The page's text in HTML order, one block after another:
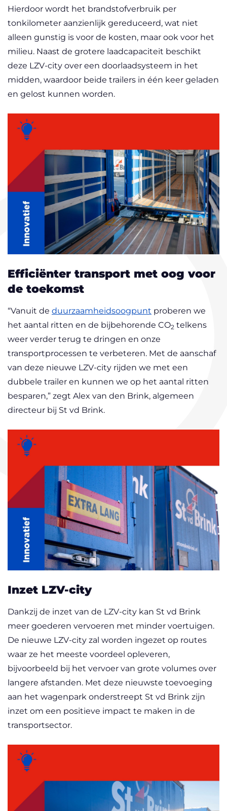
Hierdoor wordt het brandstofverbruik per
tonkilometer aanzienlijk gereduceerd, wat niet
alleen gunstig is voor de kosten, maar ook voor het
milieu. Naast de grotere laadcapaciteit beschikt
deze LZV-city over een doorlaadsysteem in het
midden, waardoor beide trailers in één keer geladen
en gelost kunnen worden.
Efficiënter transport met oog voor
de toekomst
“Vanuit de duurzaamheidsoogpunt proberen we
het aantal ritten en de bijbehorende CO2 telkens
weer verder terug te dringen en onze
transportprocessen te verbeteren. Met de aanschaf
van deze nieuwe LZV-city rijden we met een
dubbele trailer en kunnen we op het aantal ritten
besparen,” zegt Alex van den Brink, algemeen
directeur bij St vd Brink.
Inzet LZV-city
Dankzij de inzet van de LZV-city kan St vd Brink
meer goederen vervoeren met minder voertuigen.
De nieuwe LZV-city zal worden ingezet op routes
waar ze het meeste voordeel opleveren,
bijvoorbeeld bij het vervoer van grote volumes over
langere afstanden. Met deze nieuwste toevoeging
aan het wagenpark onderstreept St vd Brink zijn
inzet om een positieve impact te maken in de
transportsector.